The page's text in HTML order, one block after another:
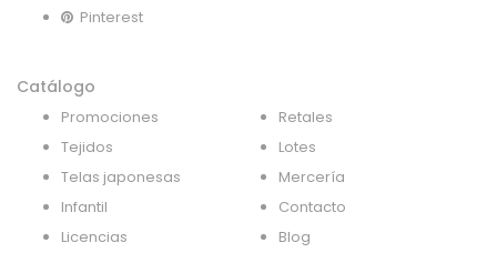
Pinterest
Catálogo
Promociones
Tejidos
Telas japonesas
Infantil
Licencias
Retales
Lotes
Mercería
Contacto
Blog